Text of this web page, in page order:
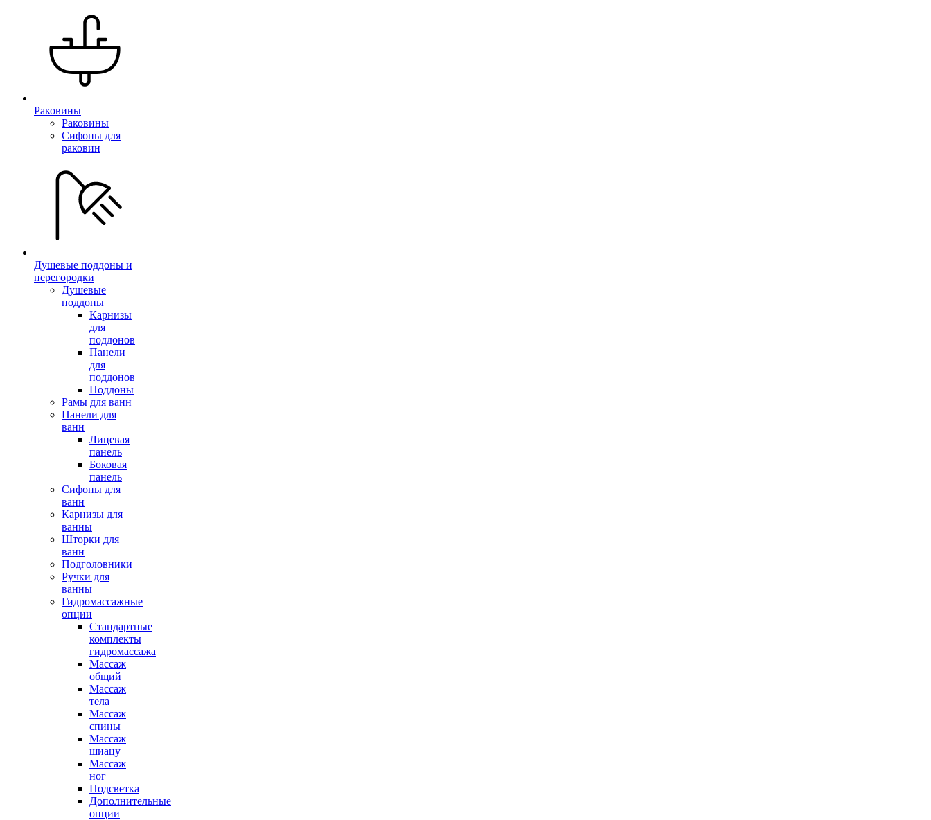
Раковины
Раковины
Сифоны для
раковин
Душевые поддоны и
перегородки
Душевые
поддоны
Карнизы
для
поддонов
Панели
для
поддонов
Поддоны
Рамы для ванн
Панели для
ванн
Лицевая
панель
Боковая
панель
Сифоны для
ванн
Карнизы для
ванны
Шторки для
ванн
Подголовники
Ручки для
ванны
Гидромассажные
опции
Стандартные
комплекты
гидромассажа
Массаж
общий
Массаж
тела
Массаж
спины
Массаж
шиацу
Массаж
ног
Подсветка
Дополнительные
опции